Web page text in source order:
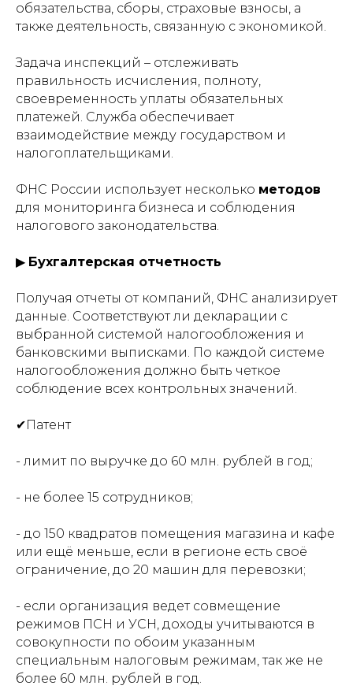
обязательства, сборы, страховые взносы, а
также деятельность, связанную с экономикой.
Задача инспекций – отслеживать
правильность исчисления, полноту,
своевременность уплаты обязательных
платежей. Служба обеспечивает
взаимодействие между государством и
налогоплательщиками.
ФНС России использует несколько методов
для мониторинга бизнеса и соблюдения
налогового законодательства.
▶ Бухгалтерская отчетность
Получая отчеты от компаний, ФНС анализирует
данные. Соответствуют ли декларации с
выбранной системой налогообложения и
банковскими выписками. По каждой системе
налогообложения должно быть четкое
соблюдение всех контрольных значений.
✔Патент
- лимит по выручке до 60 млн. рублей в год;
- не более 15 сотрудников;
- до 150 квадратов помещения магазина и кафе
или ещё меньше, если в регионе есть своё
ограничение, до 20 машин для перевозки;
- если организация ведет совмещение
режимов ПСН и УСН, доходы учитываются в
совокупности по обоим указанным
специальным налоговым режимам, так же не
более 60 млн. рублей в год.